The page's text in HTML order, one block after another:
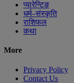
प्यारेन्टिङ
धर्म–संस्कृति
राशिफल
कथा
More
Privacy Policy
Contact Us